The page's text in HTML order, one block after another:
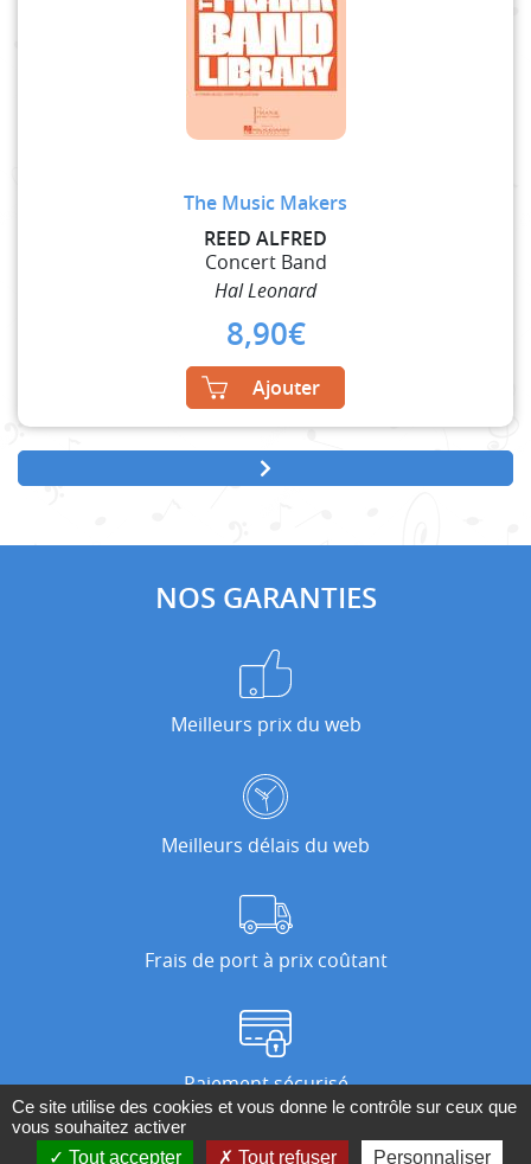
The Music Makers
REED ALFRED
Concert Band
Hal Leonard
8,90€
Ajouter
NOS GARANTIES
Meilleurs prix du web
Meilleurs délais du web
Frais de port à prix coûtant
Paiement sécurisé
Ce site utilise des cookies et vous donne le contrôle sur ceux que
vous souhaitez activer
Tout accepter
Tout refuser Personnaliser